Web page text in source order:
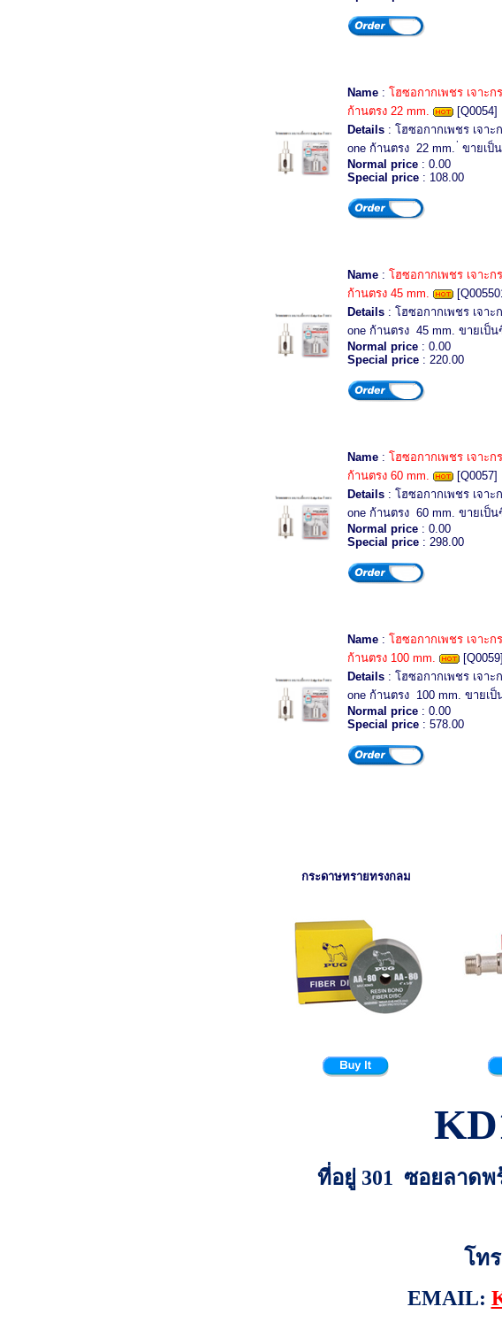
Name : โฮซอกากเพชร เจาะก
ก้านตรง 22 mm.
[Q0054]
Details : โฮซอกากเพชร เจาะ
one ก้านตรง 22 mm. ่ ขายเ
Normal price : 0.00
Special price : 108.00
Name : โฮซอกากเพชร เจาะก
ก้านตรง 45 mm.
Details : โฮซอกากเพชร เจาะ
one ก้านตรง 45 mm. ขายเป็
Normal price : 0.00
Special price : 220.00
Name : โฮซอกากเพชร เจาะก
ก้านตรง 60 mm.
[Q0057]
Details : โฮซอกากเพชร เจาะ
one ก้านตรง 60 mm. ขายเป็
Normal price : 0.00
Special price : 298.00
Name : โฮซอกากเพชร เจาะก
ก้านตรง 100 mm.
[Q0059]
Details : โฮซอกากเพชร เจาะ
one ก้านตรง 100 mm. ขายเ
Normal price : 0.00
Special price : 578.00
กระดาษทรายทรงกลม
ที่อยู่ 301 ซอยลาด
โท
EMAIL: